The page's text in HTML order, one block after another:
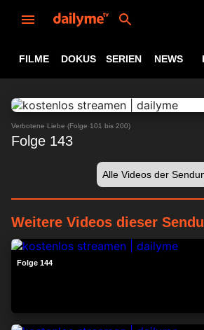
FILME DOKUS SERIEN NEWS
Verbotene Liebe (Folge 101 bis 200)
Folge 143
Alle Videos der
Weitere Videos dieser
Folge 144